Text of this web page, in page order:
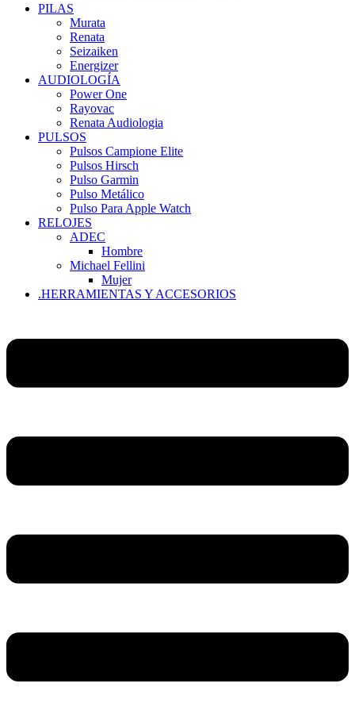
PILAS
Murata
Renata
Seizaiken
Energizer
AUDIOLOGÍA
Power One
Rayovac
Renata Audiologia
PULSOS
Pulsos Campione Elite
Pulsos Hirsch
Pulso Garmin
Pulso Metálico
Pulso Para Apple Watch
RELOJES
ADEC
Hombre
Michael Fellini
Mujer
.HERRAMIENTAS Y ACCESORIOS